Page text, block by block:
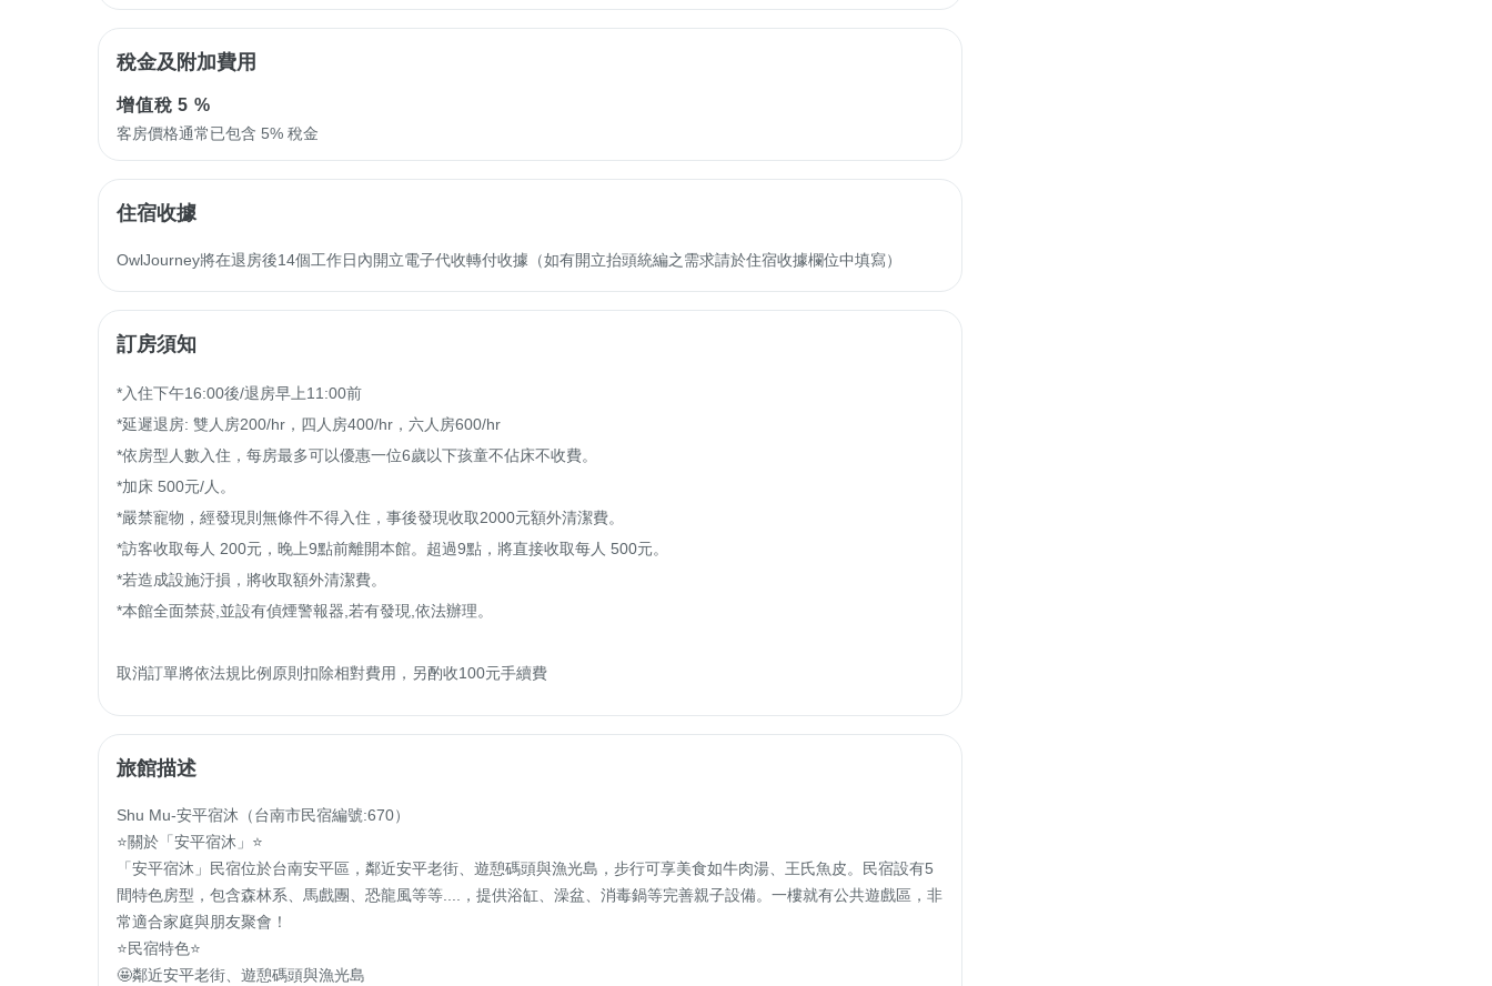
稅金及附加費用
增值稅5 %
客房價格通常已包含 5% 稅金
住宿收據
OwlJourney將在退房後14個工作日內開立電子代收轉付收據（如有開立抬頭統編之需求請於住宿收據欄位中填寫）
訂房須知
*入住下午16:00後/退房早上11:00前
*延遲退房: 雙人房200/hr，四人房400/hr，六人房600/hr
*依房型人數入住，每房最多可以優惠一位6歲以下孩童不佔床不收費。
*加床 500元/人。
*嚴禁寵物，經發現則無條件不得入住，事後發現收取2000元額外清潔費。
*訪客收取每人 200元，晚上9點前離開本館。超過9點，將直接收取每人 500元。
*若造成設施汙損，將收取額外清潔費。
*本館全面禁菸,並設有偵煙警報器,若有發現,依法辦理。
取消訂單將依法規比例原則扣除相對費用，另酌收100元手續費
旅館描述
Shu Mu-安平宿沐（台南市民宿編號:670）
⭐️關於「安平宿沐」⭐️
「安平宿沐」民宿位於台南安平區，鄰近安平老街、遊憩碼頭與漁光島，步行可享美食如牛肉湯、王氏魚皮。民宿設有5
間特色房型，包含森林系、馬戲團、恐龍風等等....，提供浴缸、澡盆、消毒鍋等完善親子設備。一樓就有公共遊戲區，非
常適合家庭與朋友聚會！
⭐️民宿特色⭐️
🤩鄰近安平老街、遊憩碼頭與漁光島